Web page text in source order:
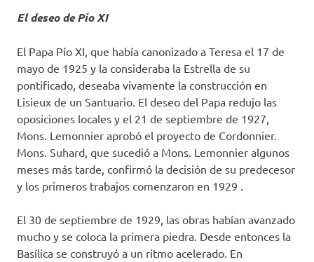
El deseo de Pío XI
El Papa Pío XI, que había canonizado a Teresa el 17 de
mayo de 1925 y la consideraba la Estrella de su
pontificado, deseaba vivamente la construcción en
Lisieux de un Santuario. El deseo del Papa redujo las
oposiciones locales y el 21 de septiembre de 1927,
Mons. Lemonnier aprobó el proyecto de Cordonnier.
Mons. Suhard, que sucedió a Mons. Lemonnier algunos
meses más tarde, confirmó la decisión de su predecesor
y los primeros trabajos comenzaron en 1929 .
El 30 de septiembre de 1929, las obras habían avanzado
mucho y se coloca la primera piedra. Desde entonces la
Basílica se construyó a un ritmo acelerado. En